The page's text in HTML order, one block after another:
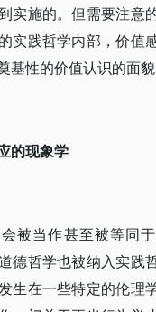
实施的。但需要注意
实践哲学内部，价值
基性的价值认识的面貌
的现象学
被当作甚至被等同
德哲学也被纳入实践
生在一些特定的伦理